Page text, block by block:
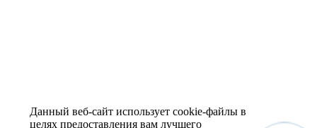
Данный веб-сайт использует cookie-файлы в
целях предоставления вам лучшего